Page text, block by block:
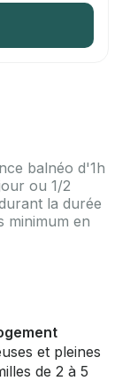
balnéo d'1h
ou 1/2
la durée
minimum en
et pleines
de 2 à 5